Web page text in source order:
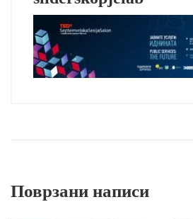
Поврзани написи